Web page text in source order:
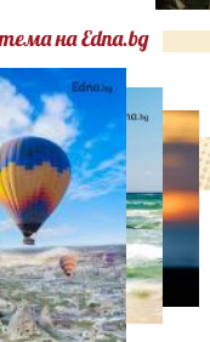
на Edna.bg
издава
ти за теб?